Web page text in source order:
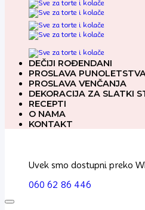
DEČIJI ROĐENDANI
PROSLAVA
PROSLAVA VENČANJA
DEKORACIJA ZA SLATKI
RECEPTI
O NAMA
KONTAKT
Uvek smo dostupni preko
060 62 86 446